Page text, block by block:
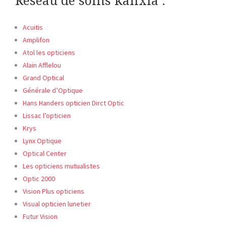
Acuitis
Amplifon
Atol les opticiens
Alain Afflelou
Grand Optical
Générale d’Optique
Hans Handers opticien Dirct Optic
Lissac l’opticien
Krys
Lynx Optique
Optical Center
Les opticiens mutualistes
Optic 2000
Vision Plus opticiens
Visual opticien lunetier
Futur Vision